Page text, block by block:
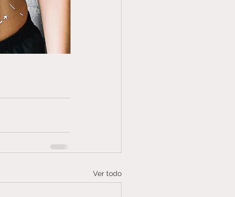
Ver todo